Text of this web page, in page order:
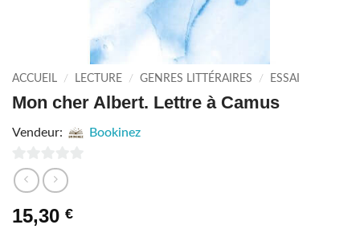
ACCUEIL / LECTURE / GENRES LITTÉRAIRES / ESSAI
Mon cher Albert. Lettre à Camus
Vendeur: Bookinez
0
sur
5
15,30 €